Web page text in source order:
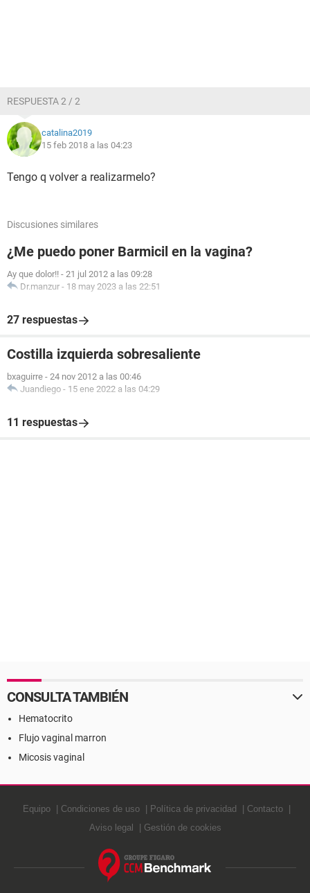
RESPUESTA 2 / 2
catalina2019
15 feb 2018 a las 04:23
Tengo q volver a realizarmelo?
Discusiones similares
¿Me puedo poner Barmicil en la vagina?
Ay que dolor!! - 21 jul 2012 a las 09:28
Dr.manzur - 18 may 2023 a las 22:51
27 respuestas
Costilla izquierda sobresaliente
bxaguirre - 24 nov 2012 a las 00:46
Juandiego - 15 ene 2022 a las 04:29
11 respuestas
CONSULTA TAMBIÉN
Hematocrito
Flujo vaginal marron
Micosis vaginal
Equipo Condiciones de uso Política de privacidad
Contacto
Aviso legal
Gestión de cookies